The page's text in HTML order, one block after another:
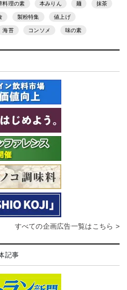
料理の素 本みりん 麺 抹茶
製粉特集 値上げ
海苔 コンソメ 味の素
すべての企画広告一覧はこちら >
記事